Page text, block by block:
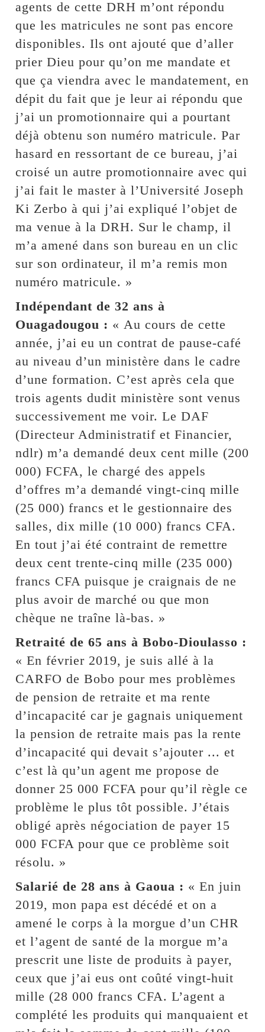
agents de cette DRH m’ont répondu
que les matricules ne sont pas encore
disponibles. Ils ont ajouté que d’aller
prier Dieu pour qu’on me mandate et
que ça viendra avec le mandatement, en
dépit du fait que je leur ai répondu que
j’ai un promotionnaire qui a pourtant
déjà obtenu son numéro matricule. Par
hasard en ressortant de ce bureau, j’ai
croisé un autre promotionnaire avec qui
j’ai fait le master à l’Université Joseph
Ki Zerbo à qui j’ai expliqué l’objet de
ma venue à la DRH. Sur le champ, il
m’a amené dans son bureau en un clic
sur son ordinateur, il m’a remis mon
numéro matricule. »
Indépendant de 32 ans à
Ouagadougou : « Au cours de cette
année, j’ai eu un contrat de pause-café
au niveau d’un ministère dans le cadre
d’une formation. C’est après cela que
trois agents dudit ministère sont venus
successivement me voir. Le DAF
(Directeur Administratif et Financier,
ndlr) m’a demandé deux cent mille (200
000) FCFA, le chargé des appels
d’offres m’a demandé vingt-cinq mille
(25 000) francs et le gestionnaire des
salles, dix mille (10 000) francs CFA.
En tout j’ai été contraint de remettre
deux cent trente-cinq mille (235 000)
francs CFA puisque je craignais de ne
plus avoir de marché ou que mon
chèque ne traîne là-bas. »
Retraité de 65 ans à Bobo-Dioulasso :
« En février 2019, je suis allé à la
CARFO de Bobo pour mes problèmes
de pension de retraite et ma rente
d’incapacité car je gagnais uniquement
la pension de retraite mais pas la rente
d’incapacité qui devait s’ajouter ... et
c’est là qu’un agent me propose de
donner 25 000 FCFA pour qu’il règle ce
problème le plus tôt possible. J’étais
obligé après négociation de payer 15
000 FCFA pour que ce problème soit
résolu. »
Salarié de 28 ans à Gaoua : « En juin
2019, mon papa est décédé et on a
amené le corps à la morgue d’un CHR
et l’agent de santé de la morgue m’a
prescrit une liste de produits à payer,
ceux que j’ai eus ont coûté vingt-huit
mille (28 000 francs CFA. L’agent a
complété les produits qui manquaient et